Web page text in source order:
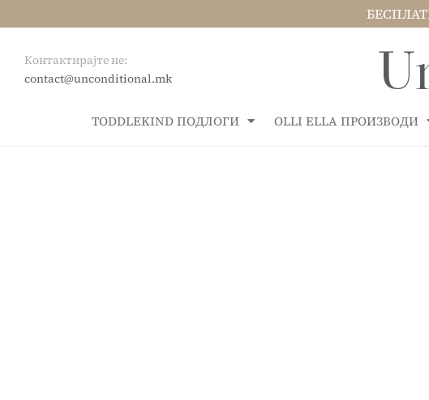
Контактирајте не:
contact@unconditional.mk
ТОDDLEKIND ПОДЛОГИ OLLI ELLA ПРОИЗВОДИ